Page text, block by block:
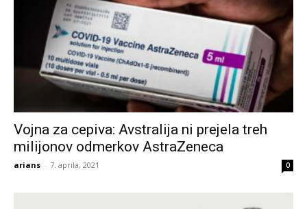
Vojna za cepiva: Avstralija ni prejela treh
milijonov odmerkov AstraZeneca
arians - 7. aprila, 2021 0